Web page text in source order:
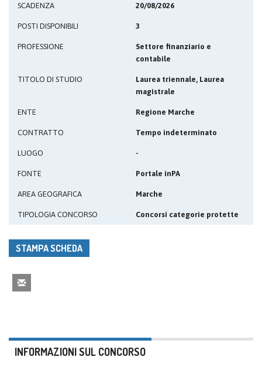
SCADENZA 20/08/2026
POSTI DISPONIBILI 3
PROFESSIONE
Settore finanziario e
contabile
TITOLO DI STUDIO
Laurea triennale, Laurea
magistrale
ENTE Regione Marche
CONTRATTO Tempo indeterminato
LUOGO -
FONTE Portale inPA
AREA GEOGRAFICA Marche
TIPOLOGIA CONCORSO Concorsi categorie protette
STAMPA SCHEDA
INFORMAZIONI SUL CONCORSO